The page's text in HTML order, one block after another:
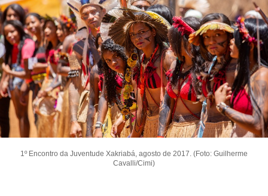
1º Encontro da Juventude Xakriabá, agosto de 2017. (Foto: Guilherme
Cavalli/Cimi)